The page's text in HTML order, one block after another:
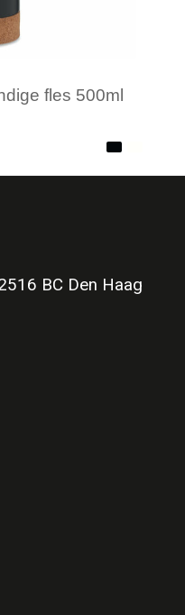
fles 500ml
BC Den Haag